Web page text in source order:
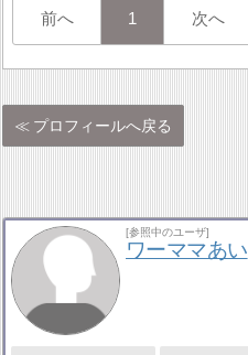
前へ 1 次へ
プロフィールへ戻る
[参照中のユーザ]
ワーママあい